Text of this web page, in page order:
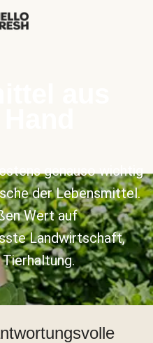
genauso wichtig
der Lebensmittel.
Wert auf
Landwirtschaft,